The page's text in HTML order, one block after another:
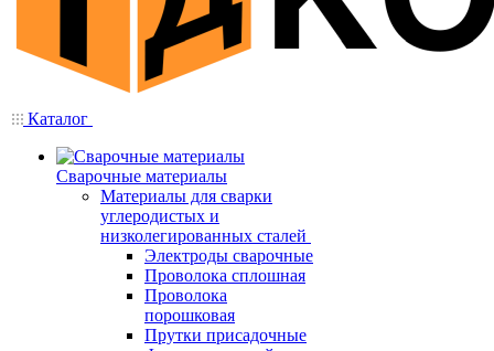
Каталог
Сварочные материалы
Материалы для сварки
углеродистых и
низколегированных сталей
Электроды сварочные
Проволока сплошная
Проволока
порошковая
Прутки присадочные